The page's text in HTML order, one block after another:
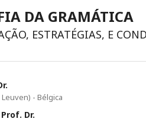
DA GRAMÁTICA
ESTRATÉGIAS, E
- Bélgica
Dr.